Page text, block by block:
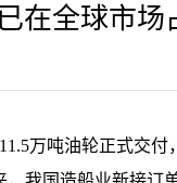
在全球市场
万吨油轮正式交付